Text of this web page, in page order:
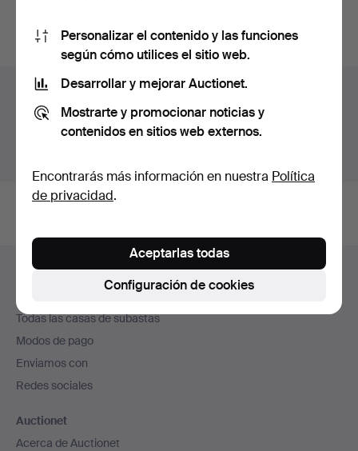
Suscribir búsqueda
Archivo de subastas
Estás buscando en el archivo de subastas concluidas.
el
pie
de
página
Ayuda y contacto
Contacta con el servicio de atención al cliente
Todas las casas de subastas
Modos de pago
Enviamos con
Redes sociales
Auctionet
Acerca de Auctionet
Personalizar el contenido y las funciones
según cómo utilices el sitio web.
Desarrollar y mejorar Auctionet.
Mostrarte y promocionar noticias y
contenidos en sitios web externos.
Encontrarás más información en nuestra Política
de privacidad.
Configuración de cookies
Aceptarlas todas